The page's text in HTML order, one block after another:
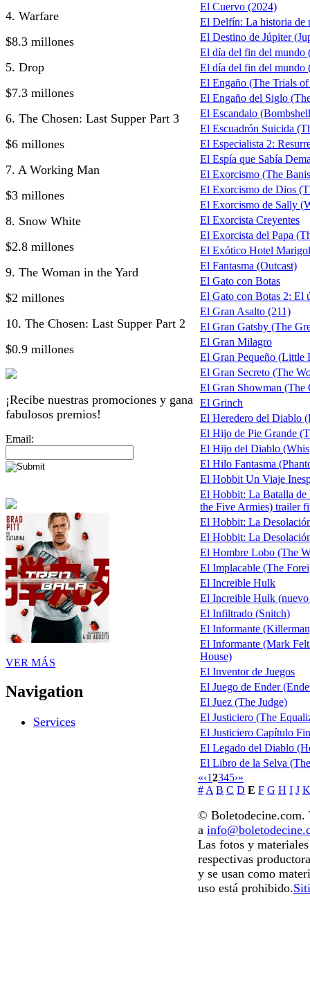
4. Warfare
$8.3 millones
5. Drop
$7.3 millones
6. The Chosen: Last Supper Part 3
$6 millones
7. A Working Man
$3 millones
8. Snow White
$2.8 millones
9. The Woman in the Yard
$2 millones
10. The Chosen: Last Supper Part 2
$0.9 millones
¡Recibe nuestras promociones y gana
fabulosos premios!
Email:
VER MÁS
Navigation
Services
El Cuervo (2024)
El Delfín: La historia de
El Destino de Júpiter
El día del fin del mundo
El día del fin del mundo
El Engaño (The Trials
El Engaño del Siglo
El Escandalo
El Escuadrón Suicida
El Especialista 2:
El Espía que Sabía
El Exorcismo (The
El Exorcismo de Dios
El Exorcismo de Sally
El Exorcista Creyentes
El Exorcista del Papa
El Exótico Hotel
El Fantasma (Outcast)
El Gato con Botas
El Gato con Botas 2: El
El Gran Asalto (211)
El Gran Gatsby (The
El Gran Milagro
El Gran Pequeño (Little
El Gran Secreto (The
El Gran Showman (The
El Grinch
El Heredero del Diablo
El Hijo de Pie Grande
El Hijo del Diablo
El Hilo Fantasma
El Hobbit Un Viaje
El Hobbit: La Batalla
the Five Armies) trailer
El Hobbit: La
El Hobbit: La
El Hombre Lobo (The
El Implacable (The
El Increible Hulk
El Increible Hulk
El Infiltrado (Snitch)
El Informante
El Informante (Mark
House)
El Inventor de Juegos
El Juego de Ender
El Juez (The Judge)
El Justiciero (The
El Justiciero Capítulo
El Legado del Diablo
El Libro de la Selva
«‹12345›»
# A B C D E F G H I J K
© Boletodecine.com.
a
Las fotos y
respectivas
y se usan como
uso está prohibido.